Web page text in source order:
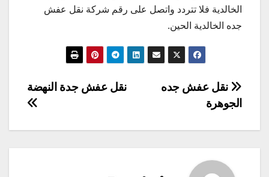
الخالدية فلا تتردد واتصل على رقم شركة نقل عفش
جده الخالدية الحين.
تصفّح
المقالات
نقل عفش جدة النهضة
نقل عفش جده
الجوهرة